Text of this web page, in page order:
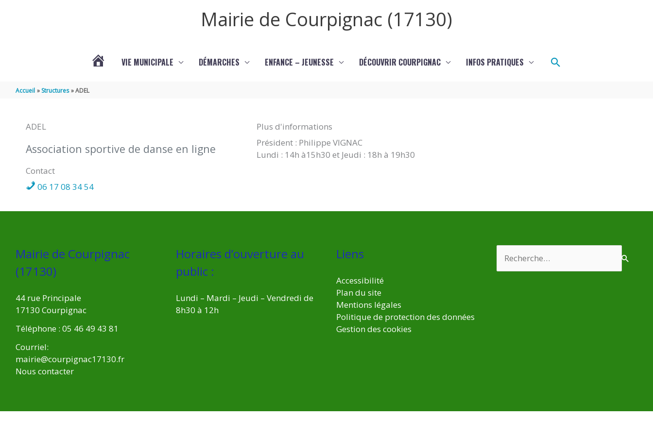
Mairie de Courpignac (17130)
VIE MUNICIPALE DÉMARCHES ENFANCE – JEUNESSE DÉCOUVRIR COURPIGNAC INFOS PRATIQUES Rechercher
Accueil Structures ADEL
ADEL
Association sportive de danse en ligne
Contact
06 17 08 34 54
Plus d'informations
Président : Philippe VIGNAC
Lundi : 14h à15h30 et Jeudi : 18h à 19h30
Mairie de Courpignac
(17130)
44 rue Principale
17130 Courpignac
Téléphone : 05 46 49 43 81
Courriel:
mairie@courpignac17130.fr
Nous contacter
Horaires d’ouverture au
public :
Lundi – Mardi – Jeudi – Vendredi de
8h30 à 12h
Liens
Accessibilité
Plan du site
Mentions légales
Politique de protection des données
Gestion des cookies